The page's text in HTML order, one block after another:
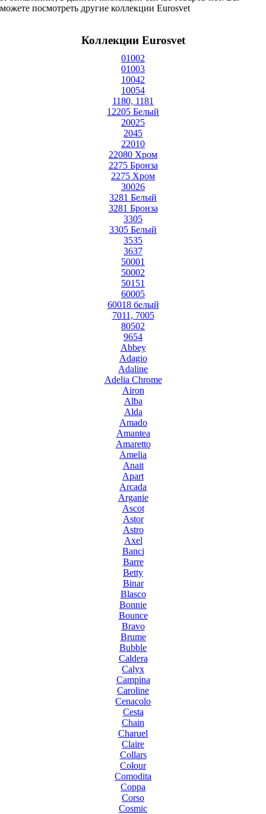
можете посмотреть другие коллекции Eurosvet
Коллекции Eurosvet
01002
01003
10042
10054
1180, 1181
12205 Белый
20025
2045
22010
22080 Хром
2275 Бронза
2275 Хром
30026
3281 Белый
3281 Бронза
3305
3305 Белый
3535
3637
50001
50002
50151
60005
60018 белый
7011, 7005
80502
9654
Abbey
Adagio
Adaline
Adelia Chrome
Airon
Alba
Alda
Amado
Amantea
Amaretto
Amelia
Anait
Apart
Arcada
Arganie
Ascot
Astor
Astro
Axel
Banci
Barre
Betty
Binar
Blasco
Bonnie
Bounce
Bravo
Brume
Bubble
Caldera
Calyx
Campina
Caroline
Cenacolo
Cesta
Chain
Charuel
Claire
Collars
Colour
Comodita
Coppa
Corso
Cosmic